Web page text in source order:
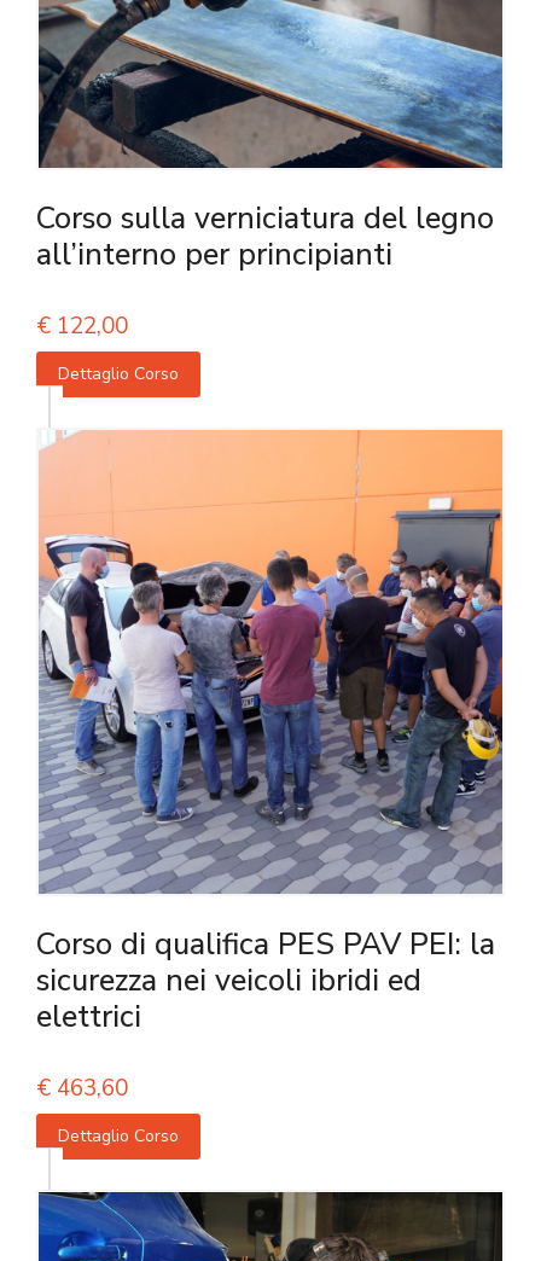
Corso sulla verniciatura del legno
all’interno per principianti
€ 122,00
Dettaglio Corso
Corso di qualifica PES PAV PEI: la
sicurezza nei veicoli ibridi ed
elettrici
€ 463,60
Dettaglio Corso